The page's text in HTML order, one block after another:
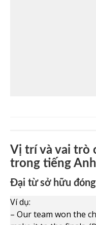
Vị trí và vai trò
trong tiếng Anh
Đại từ sở hữu
Ví dụ:
– Our team won the